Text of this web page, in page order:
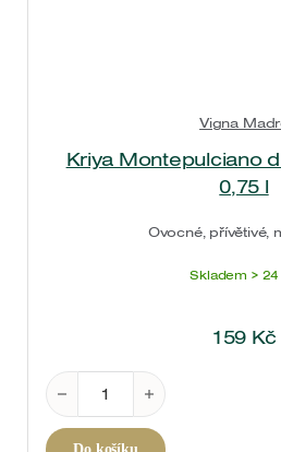
Vigna
Kriya Montepulciano
0,75 l
Ovocné, přívětivé,
Skladem >
159 Kč
Kriya Montepulciano